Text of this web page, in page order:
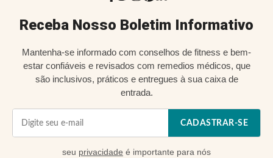
Receba Nosso Boletim Informativo
Mantenha-se informado com conselhos de fitness e bem-
estar confiáveis e revisados com remedios médicos, que
são inclusivos, práticos e entregues à sua caixa de
entrada.
CADASTRAR-SE
seu privacidade é importante para nós